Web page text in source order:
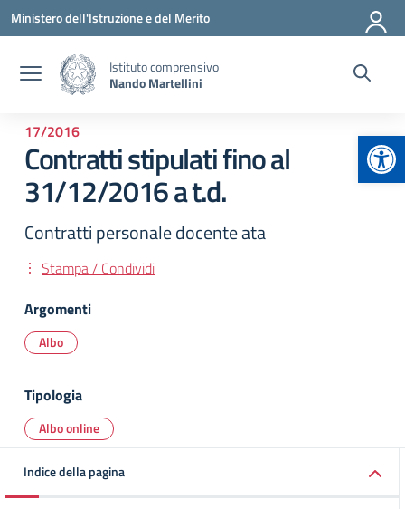
Vai ai contenuti
Vai al menu di navigazione
Vai al footer
Ministero dell'Istruzione e del Merito
Istituto comprensivo
Nando Martellini
17/2016
Contratti stipulati fino al
31/12/2016 a t.d.
Contratti personale docente ata
Stampa / Condividi
Argomenti
Albo
Tipologia
Albo online
Indice della pagina